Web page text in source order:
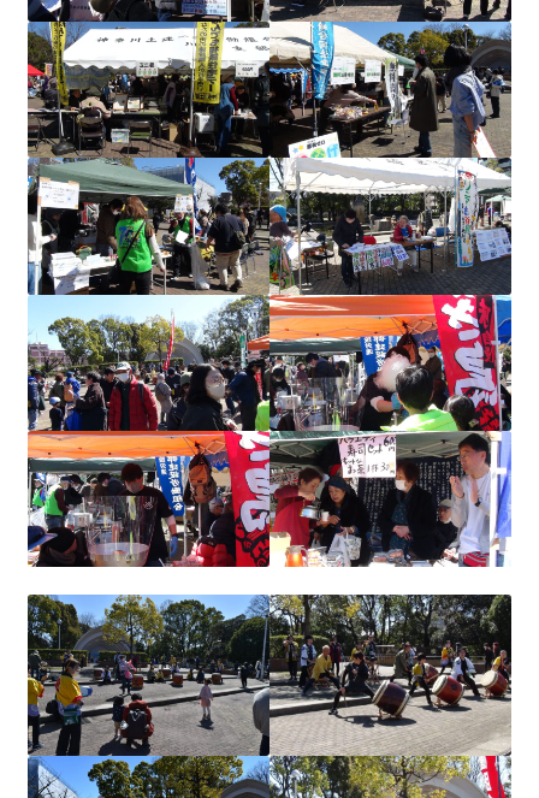
原子力規制委員会「原発60年超運転」正式決定見送
り
原子力規制委員会「原発60年超運転」正式決定先送
りからわずか5日で、多数決決定
「原発６０年超へ」閣議決定
書籍
2022.12.29 原発事故と甲状腺がん
2023.1.26 「脱原発」成長論
2023.2.7 いまこそ私は原発に反対します
なぜ首都圏でガンが６０万人 増えているのか！？
南海トラフ巨大地震でも原発は大丈夫と言う人々
2025.9.30 市民エネルギーと地域主権
2026.5.3 原発を止めた町